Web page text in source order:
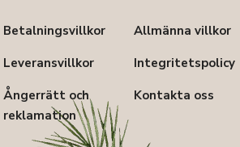
Betalningsvillkor
Leveransvillkor
Ångerrätt och
reklamation
Allmänna villkor
Integritetspolicy
Kontakta oss